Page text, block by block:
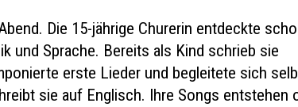
Die 15-jährige Churerin entdeckte
und Sprache. Bereits als Kind schrieb sie
erste Lieder und begleitete sich
sie auf Englisch. Ihre Songs entstehen